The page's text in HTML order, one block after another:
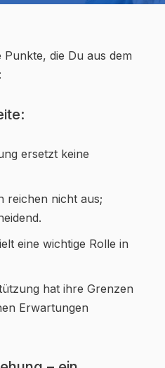
die Du aus dem
ersetzt keine
reichen nicht aus;
eine wichtige Rolle in
hat ihre Grenzen
Erwartungen